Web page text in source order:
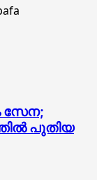
സേന;
പുതിയ